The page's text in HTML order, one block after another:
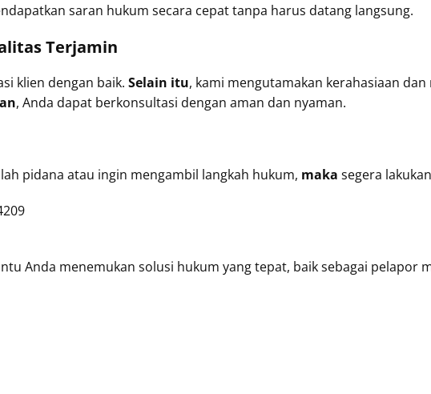
saran hukum secara cepat tanpa harus datang langsung.
Terjamin
klien dengan baik. Selain itu, kami mengutamakan kerahasiaan
, Anda dapat berkonsultasi dengan aman dan nyaman.
pidana atau ingin mengambil langkah hukum, maka segera
Anda menemukan solusi hukum yang tepat, baik sebagai pelapor